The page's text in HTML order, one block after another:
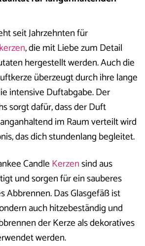
seit Jahrzehnten für
, die mit Liebe zum Detail
hergestellt werden. Auch die
überzeugt durch ihre lange
intensive Duftabgabe. Der
sorgt dafür, dass der Duft
im Raum verteilt wird
das dich stundenlang begleitet.
CandleKerzensind aus
und sorgen für ein sauberes
Abbrennen. Das Glasgefäß ist
auch hitzebeständig und
der Kerze als dekoratives
werden.